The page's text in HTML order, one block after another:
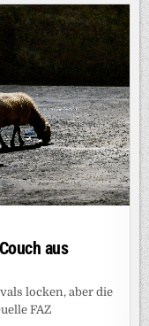
aus
locken, aber die
FAZ